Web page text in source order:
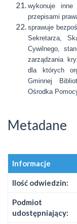
wykonuje
przepisami
sprawuje
Sekretarza,
Cywilnego,
zarządzania
dla których
Gminnej
Ośrodka
Metadane
Informacje
Ilość odwiedzin:
Podmiot
udostępniający: